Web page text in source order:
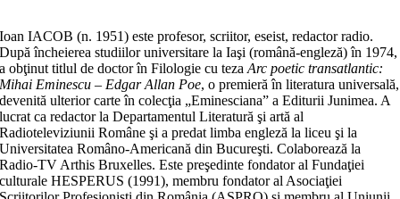
Ioan IACOB (n. 1951) este profesor, scriitor, eseist, redactor radio.
După încheierea studiilor universitare la Iaşi (română-engleză) în 1974,
a obţinut titlul de doctor în Filologie cu tezaArc poetic transatlantic:
Mihai Eminescu – Edgar Allan Poe, o premieră în literatura universală,
devenită ulterior carte în colecţia „Eminesciana” a Editurii Junimea. A
lucrat ca redactor la Departamentul Literatură şi artă al
Radioteleviziunii Române şi a predat limba engleză la liceu şi la
Universitatea Româno-Americană din Bucureşti. Colaborează la
Radio-TV Arthis Bruxelles. Este preşedinte fondator al Fundaţiei
culturale HESPERUS (1991), membru fondator al Asociaţiei